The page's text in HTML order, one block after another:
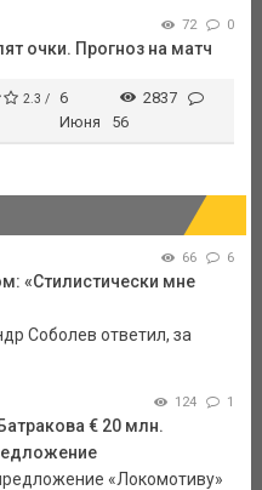
72 0
очки. Прогноз на матч
2.3 /
6
Июня
2837
56
66 6
«Стилистически мне
Соболев ответил, за
124 1
€ 20 млн.
«Локомотиву»